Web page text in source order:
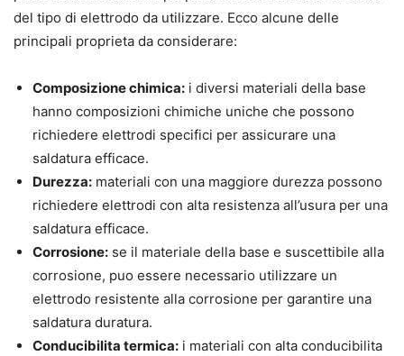
del tipo di elettrodo da utilizzare. Ecco alcune delle
principali proprieta da considerare:
Composizione chimica: i diversi materiali della base
hanno composizioni chimiche uniche che possono
richiedere elettrodi specifici per assicurare una
saldatura efficace.
Durezza: materiali con una maggiore durezza possono
richiedere elettrodi con alta resistenza all’usura per una
saldatura efficace.
Corrosione: se il materiale della base e suscettibile alla
corrosione, puo essere necessario utilizzare un
elettrodo resistente alla corrosione per garantire una
saldatura duratura.
Conducibilita termica: i materiali con alta conducibilita